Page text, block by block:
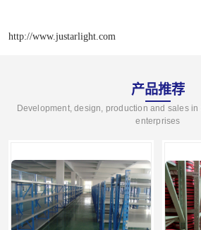
http://www.justarlight.com
产品推荐
Development, design, production and sales
enterprises